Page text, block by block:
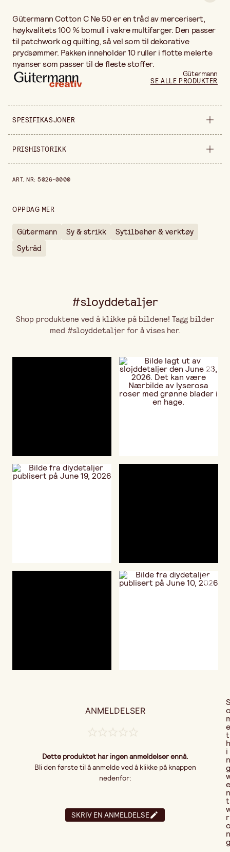
Gütermann Cotton C Ne 50 er en tråd av mercerisert,
høykvalitets 100 % bomull i vakre multifarger. Den passer
til patchwork og quilting, så vel som til dekorative
prydsømmer. Pakken inneholder 10 ruller i flotte melerte
nyanser som passer til de fleste stoffer.
Gütermann
SE ALLE PRODUKTER
SPESIFIKASJONER
Selges inn forpakning
Forpakningsmengde
PRISHISTORIKK
ART. NR:5026-0000
OPPDAG MER
Gütermann Sy & strikk
Sytilbehør & verktøy
Sytråd
#sloyddetaljer
Shop produktene ved å klikke på bildene! Tagg bilder
med #sloyddetaljer for å vises her.
ANMELDELSER
Dette produktet har ingen anmeldelser ennå.
Bli den første til å anmelde ved å klikke på knappen
nedenfor:
SKRIV EN ANMELDELSE
e
t
h
i
n
g
e
n
t
r
n
g